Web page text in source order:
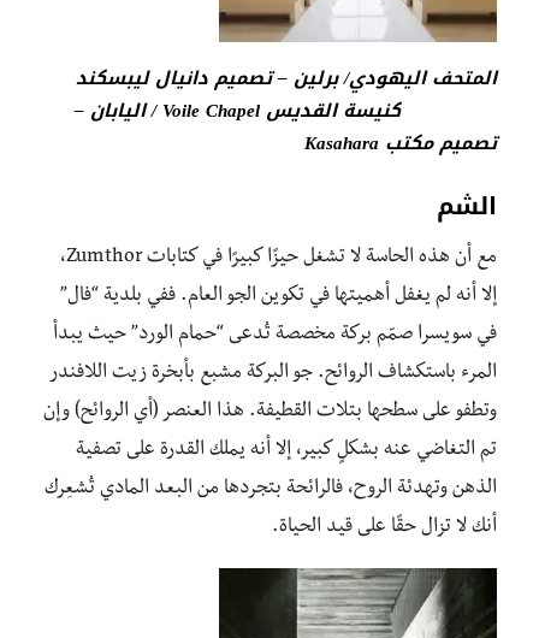
المتحف اليهودي/ برلين – تصميم دانيال ليبسكند
كنيسة القديس Voile Chapel / اليابان –
تصميم مكتب Kasahara
الشم
مع أن هذه الحاسة لا تشغل حيزًا كبيرًا في كتابات Zumthor،
إلا أنه لم يغفل أهميتها في تكوين الجو العام. ففي بلدية “فال”
في سويسرا صمّم بركة مخصصة تُدعى “حمام الورد” حيث يبدأ
المرء باستكشاف الروائح. جو البركة مشبع بأبخرة زيت اللافندر
وتطفو على سطحها بتلات القطيفة. هذا العنصر (أي الروائح) وإن
تم التغاضي عنه بشكلٍ كبير، إلا أنه يملك القدرة على تصفية
الذهن وتهدئة الروح، فالرائحة بتجردها من البعد المادي تُشعِرك
أنك لا تزال حقًا على قيد الحياة.